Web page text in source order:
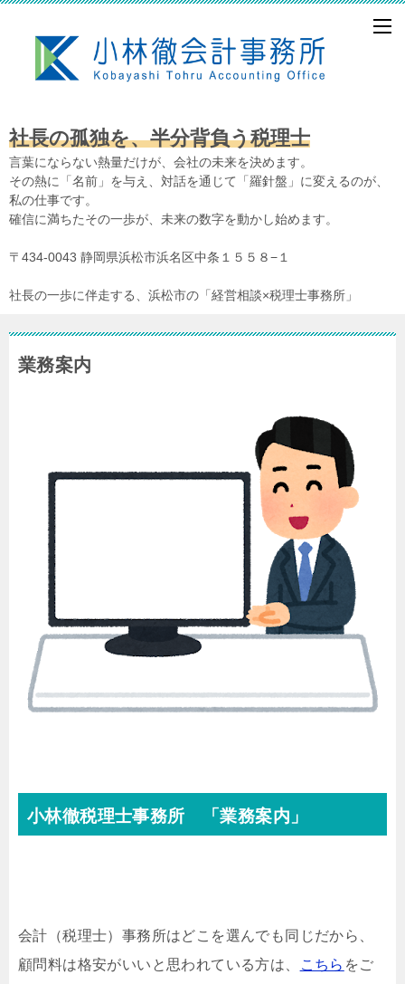
社長の孤独を、半分背負う税理士
言葉にならない熱量だけが、会社の未来を決めます。
その熱に「名前」を与え、対話を通じて「羅針盤」に変えるのが、
私の仕事です。
確信に満ちたその一歩が、未来の数字を動かし始めます。
〒434-0043 静岡県浜松市浜名区中条１５５８−１
社長の一歩に伴走する、浜松市の「経営相談×税理士事務所」
業務案内
小林徹税理士事務所 「業務案内」
会計（税理士）事務所はどこを選んでも同じだから、
顧問料は格安がいいと思われている方は、
こちら をご